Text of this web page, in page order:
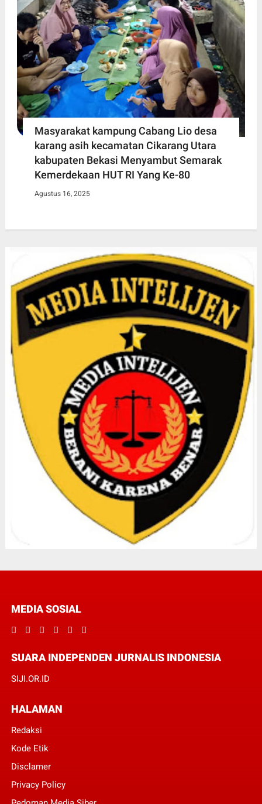
Masyarakat kampung Cabang Lio desa
karang asih kecamatan Cikarang Utara
kabupaten Bekasi Menyambut Semarak
Kemerdekaan HUT RI Yang Ke-80
Agustus 16, 2025
MEDIA SOSIAL
SUARA INDEPENDEN JURNALIS INDONESIA
SIJI.OR.ID
HALAMAN
Redaksi
Kode Etik
Disclamer
Privacy Policy